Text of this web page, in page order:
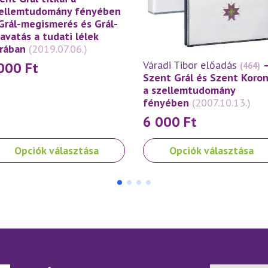
fényében
megismerés és Grál-
a tudati lélek
(2019.07.06.)
Ft
Opciók választása
Váradi Tibor előadás (464)
Szent Grál és Szent
a szellemtudomány
fényében (2007.10.13.)
6 000 Ft
Opciók választása
Ennek
a
több
A